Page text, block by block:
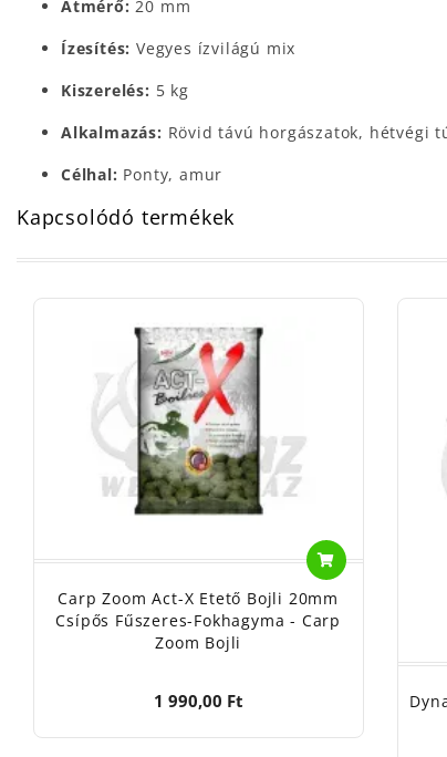
Átmérő: 20 mm
Ízesítés: Vegyes ízvilágú mix
Kiszerelés: 5 kg
Alkalmazás: Rövid távú horgászatok, hétvégi
Célhal: Ponty, amur
Kapcsolódó termékek
Carp Zoom Act-X Etető Bojli 20mm
Csípős Fűszeres-Fokhagyma - Carp
Zoom Bojli
1 990,00 Ft